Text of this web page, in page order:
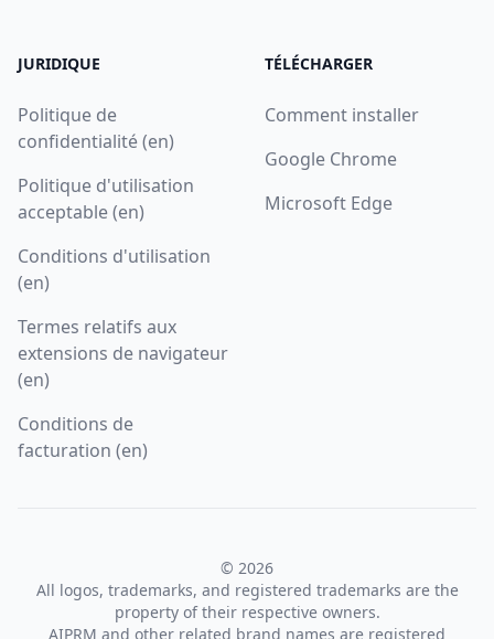
JURIDIQUE
Politique de
confidentialité (en)
Politique d'utilisation
acceptable (en)
Conditions d'utilisation
(en)
Termes relatifs aux
extensions de navigateur
(en)
Conditions de
facturation (en)
TÉLÉCHARGER
Comment installer
Google Chrome
Microsoft Edge
© 2026
All logos, trademarks, and registered trademarks are the
property of their respective owners.
AIPRM and other related brand names are registered